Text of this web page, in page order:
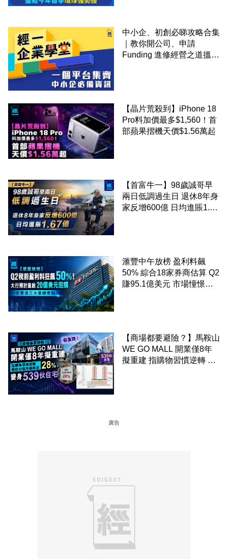
中小企、初創必睇攻略合集
｜教你開公司、申請
Funding 進修經營之道搵大
【晶片荒殺到】iPhone 18
Pro料加價最多$1,560！首
部蘋果摺機天價$1.56萬起
【首富牛一】98歲誠哥早
兩日低調過生日 退休8年身
家反增600億 日均進賬1.67
滙豐中午放榜 盈利料飆
50% 綜合18家券商估算 Q2
賺95.1億美元 市場憧憬重
【商場都要避險？】馬鞍山
WE GO MALL 開業僅8年
擬重建 指購物習慣逆轉 餐
廣告